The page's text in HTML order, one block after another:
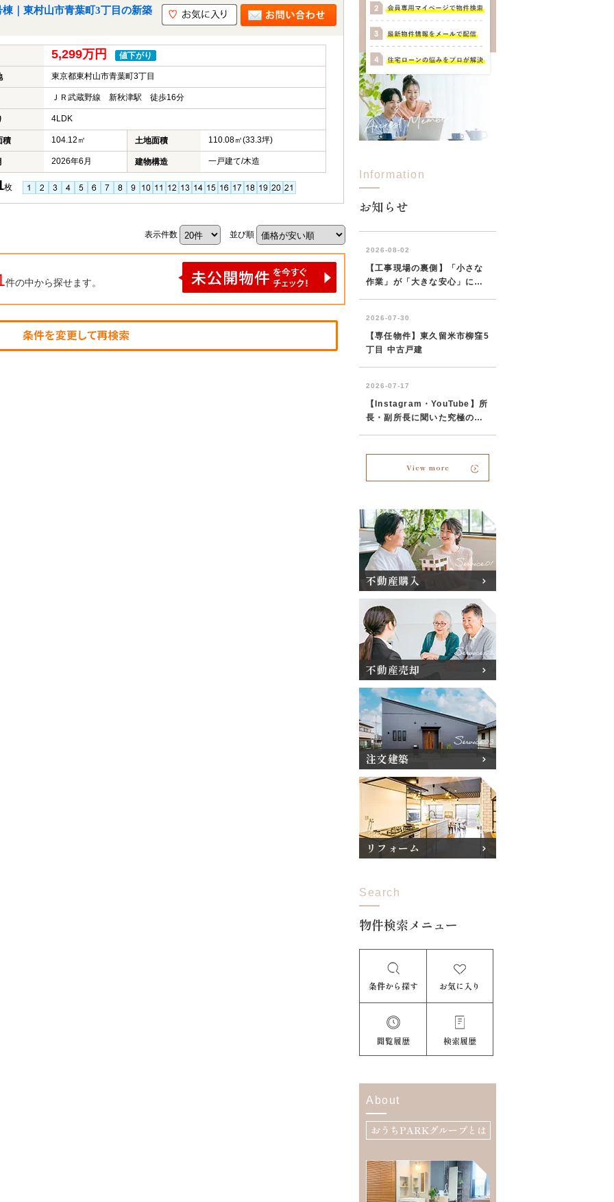
｜東村山市青葉町3丁目の新築
5,299万円 値下がり
東京都東村山市青葉町3丁目
ＪＲ武蔵野線 新秋津駅 徒歩16分
4LDK
積 104.12㎡ 土地面積 110.08㎡(33.3坪)
2026年6月 建物構造 一戸建て/木造
枚
表示件数 並び順
件の中から探せます。
Information
お知らせ
View more
不動産購入
不動産売却
注文建築
リフォーム
Search
物件検索メニュー
条件から探す お気に入り
閲覧履歴 検索履歴
About
おうちPARKグループとは